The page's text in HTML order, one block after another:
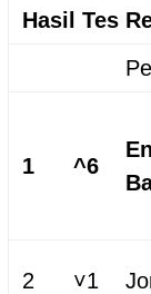
Hasil Tes
1 ^6
2 ˅1